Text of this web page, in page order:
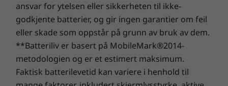
Som med alle bærbare ThinkPad-PC-er har vi
også testet P15v mobil workstation i henhold
til 12 militære spesifikasjoner og mer enn 200
kvalitetskontroller for å forsikre oss om at
systemet fungerer under ekstreme forhold. Du
kan stole på at P15v håndterer alt du gir den,
ansvar for ytelsen eller sikkerheten til ikke-
godkjente batterier, og gir ingen garantier om feil
eller skade som oppstår på grunn av bruk av dem.
**Batteriliv er basert på MobileMark®2014-
metodologien og er et estimert maksimum.
Faktisk batterilevetid kan variere i henhold til